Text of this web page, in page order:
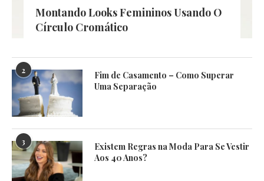
Montando Looks Femininos Usando O
Círculo Cromático
2
Fim de Casamento – Como Superar
Uma Separação
3
Existem Regras na Moda Para Se Vestir
Aos 40 Anos?